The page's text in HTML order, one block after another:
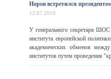
Норов встретился
12.07.2019
У генерального секретаря
института европейской
академических обменов
институтов путем проведения